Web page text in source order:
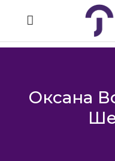
Оксана